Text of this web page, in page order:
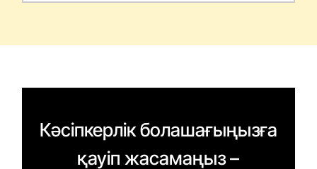
Кәсіпкерлік болашағыңызға
қауіп жасамаңыз –